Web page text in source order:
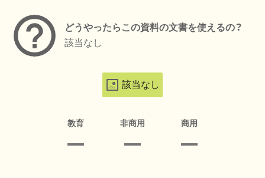
どうやったらこの資料の文書を使えるの？
該当なし
該当なし
教育 非商用 商用